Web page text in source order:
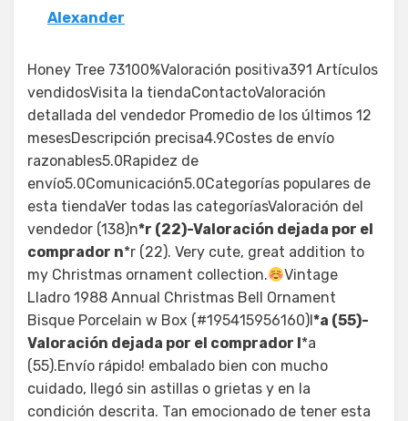
Alexander
Honey Tree 73100%Valoración positiva391 Artículos
vendidosVisita la tiendaContactoValoración
detallada del vendedor Promedio de los últimos 12
mesesDescripción precisa4.9Costes de envío
razonables5.0Rapidez de
envío5.0Comunicación5.0Categorías populares de
esta tiendaVer todas las categoríasValoración del
vendedor (138)n*r (22)-Valoración dejada por el
comprador n*r (22). Very cute, great addition to
my Christmas ornament collection.
Vintage
Lladro 1988 Annual Christmas Bell Ornament
Bisque Porcelain w Box (#195415956160)l*a (55)-
Valoración dejada por el comprador l*a
(55).Envío rápido! embalado bien con mucho
cuidado, llegó sin astillas o grietas y en la
condición descrita. Tan emocionado de tener esta